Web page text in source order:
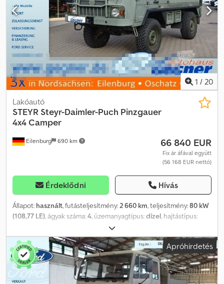
beleértve 2 oldalsó ablakot, szigetelést, ágybetét matraccal. --- Az
elírás és az időközi értékesítés jogát fenntartjuk.
1 / 20
Eilenburg 690 km
Lakóautó
STEYR Steyr-Daimler-Puch Pinzgauer
4x4 Camper
66 840 EUR
Fix ár áfával együtt
(56 168 EUR nettó)
Érdeklődni Hívás
Állapot: használt, futásteljesítmény:2 660 km, teljesítmény:80 kW
(108,77 LE), ágyak száma:4, üzemanyagtípus:dízel, hajtástípus:
, első forgalomba helyezés:
hossz:4 530 mm, teljes szélesség:1 800 mm, teljes magasság:
2 100 mm, tengelyelrendezés:2 tengely, kibocsátási osztály:Euro
3 , össztömeg: 3 500 kg, Felszereltség:állófűtés, összkerékhajtás,
Pinzgauer 4x4 Szervokormány ABS Automata sebességváltó
Átalakítás Bus-4-Fun-tól lakóautóvá, többek között 3 személyes
Apróhirdetés